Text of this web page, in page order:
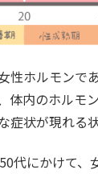
性ホルモンで
体内のホルモ
症状が現れる
代にかけて、